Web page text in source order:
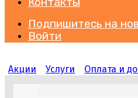
Подпишитесь на
Войти
Акции Услуги Оплата и